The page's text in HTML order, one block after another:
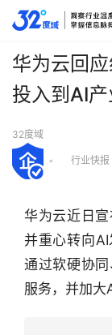
华为云回
投入到AI
32度域
• 行业快报
华为云近日
并重心转向
通过软硬协
服务，并加大